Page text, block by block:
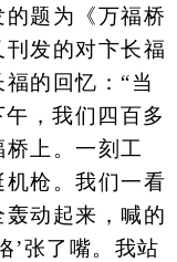
题为《万福桥
发的对卞长福
的回忆：“当
，我们四百多
上。一刻工
枪。我们一看
动起来，喊的
’张了嘴。我站